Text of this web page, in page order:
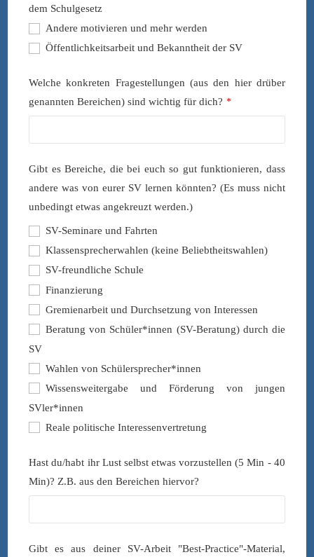
dem Schulgesetz
Andere motivieren und mehr werden
Öffentlichkeitsarbeit und Bekanntheit der SV
Welche konkreten Fragestellungen (aus den hier drüber
genannten Bereichen) sind wichtig für dich? *
Gibt es Bereiche, die bei euch so gut funktionieren, dass
andere was von eurer SV lernen könnten? (Es muss nicht
unbedingt etwas angekreuzt werden.)
SV-Seminare und Fahrten
Klassensprecherwahlen (keine Beliebtheitswahlen)
SV-freundliche Schule
Finanzierung
Gremienarbeit und Durchsetzung von Interessen
Beratung von Schüler*innen (SV-Beratung) durch die
SV
Wahlen von Schülersprecher*innen
Wissensweitergabe und Förderung von jungen
SVler*innen
Reale politische Interessenvertretung
Hast du/habt ihr Lust selbst etwas vorzustellen (5 Min - 40
Min)? Z.B. aus den Bereichen hiervor?
Gibt es aus deiner SV-Arbeit "Best-Practice"-Material,